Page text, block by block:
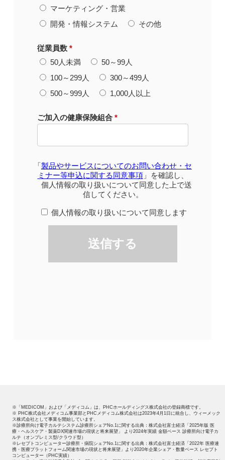
※「MEDICOM」および「メディコム」は、PHCホールディングス株式会社の登録商標です。
※ PHC株式会社メディコム事業部とPHCメディコム株式会社は2023年4月1日に統合し、ウィーメック
ス株式会社として事業を開始しています。
※診療所向け電子カルテシステム診療所シェアNo.1に関する出典：株式会社富士経済「2025年版 医
療・ヘルスケア・製薬DX関連市場の現状と将来展望」 より2024年実績 金額ベース 診療所向け電子カ
ルテ（オンプレミス型/クラウド型）
※レセプトコンピューター診療所・病院シェアNo.1に関する出典：株式会社富士経済「2022年 医療連
携・医療プラットフォーム関連市場の現状と将来展望」より2020年企業シェア・数量ベース レセプト
コンピューター（PHC実績）